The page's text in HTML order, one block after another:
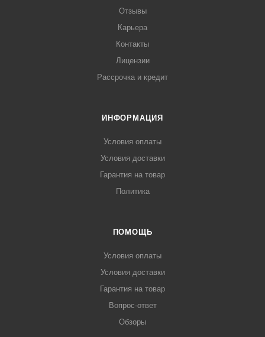
Отзывы
Карьера
Контакты
Лицензии
Рассрочка и кредит
ИНФОРМАЦИЯ
Условия оплаты
Условия доставки
Гарантия на товар
Политика
ПОМОЩЬ
Условия оплаты
Условия доставки
Гарантия на товар
Вопрос-ответ
Обзоры